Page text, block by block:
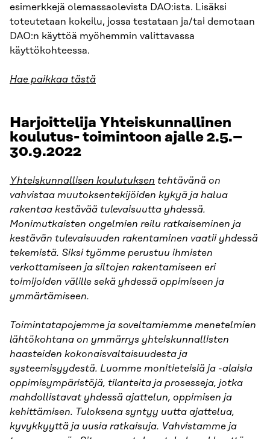
esimerkkejä olemassaolevista DAO:ista. Lisäksi
toteutetaan kokeilu, jossa testataan ja/tai demotaan
DAO:n käyttöä myöhemmin valittavassa
käyttökohteessa.
Hae paikkaa tästä
Harjoittelija Yhteiskunnallinen
koulutus- toimintoon ajalle 2.5.–
30.9.2022
Yhteiskunnallisen koulutuksen tehtävänä on
vahvistaa muutoksentekijöiden kykyä ja halua
rakentaa kestävää tulevaisuutta yhdessä.
Monimutkaisten ongelmien reilu ratkaiseminen ja
kestävän tulevaisuuden rakentaminen vaatii yhdessä
tekemistä. Siksi työmme perustuu ihmisten
verkottamiseen ja siltojen rakentamiseen eri
toimijoiden välille sekä yhdessä oppimiseen ja
ymmärtämiseen.
Toimintatapojemme ja soveltamiemme menetelmien
lähtökohtana on ymmärrys yhteiskunnallisten
haasteiden kokonaisvaltaisuudesta ja
systeemisyydestä. Luomme monitieteisiä ja -alaisia
oppimisympäristöjä, tilanteita ja prosesseja, jotka
mahdollistavat yhdessä ajattelun, oppimisen ja
kehittämisen. Tuloksena syntyy uutta ajattelua,
kyvykkyyttä ja uusia ratkaisuja. Vahvistamme ja